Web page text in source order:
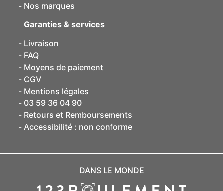
Nos marques
Garanties & services
Livraison
FAQ
Moyens de paiement
CGV
Mentions légales
03 59 36 04 90
Retours et Remboursements
Accessibilité : non conforme
DANS LE MONDE